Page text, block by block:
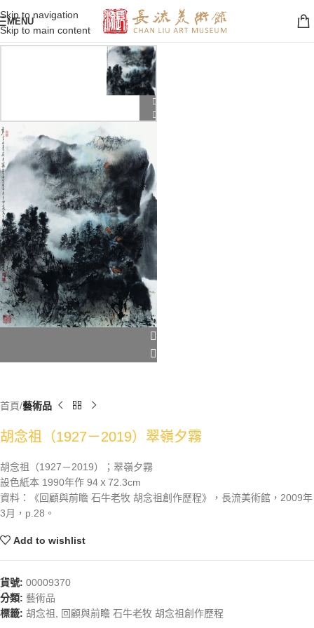
Skip to navigation
Skip to main content
MENU
首頁 藝術品
胡念祖（1927－2019）翠嶺夕霧
胡念祖（1927－2019）；翠嶺夕霧
設色紙本 1990年作 94ｘ72.3cm
資料：《回顧與前瞻 石牛老牧 胡念祖創作歷程》，長流美術館，2009年
3月，p.28。
Add to wishlist
貨號: 00009370
分類: 藝術品
標籤: 胡念祖 回顧與前瞻 石牛老牧 胡念祖創作歷程